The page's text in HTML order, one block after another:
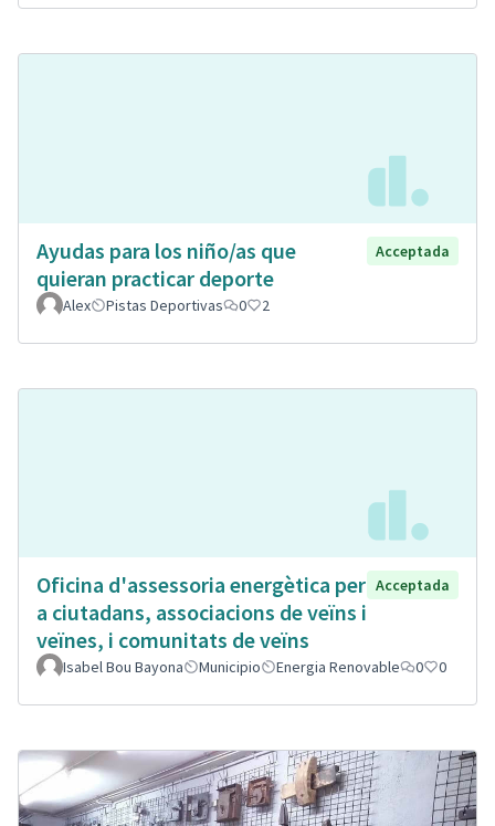
Ayudas para los niño/as que
quieran practicar deporte
Acceptada
Alex Pistas Deportivas 0 2
Oficina d'assessoria energètica per
a ciutadans, associacions de veïns i
veïnes, i comunitats de veïns
Acceptada
Isabel Bou Bayona Municipio Energia Renovable 0 0